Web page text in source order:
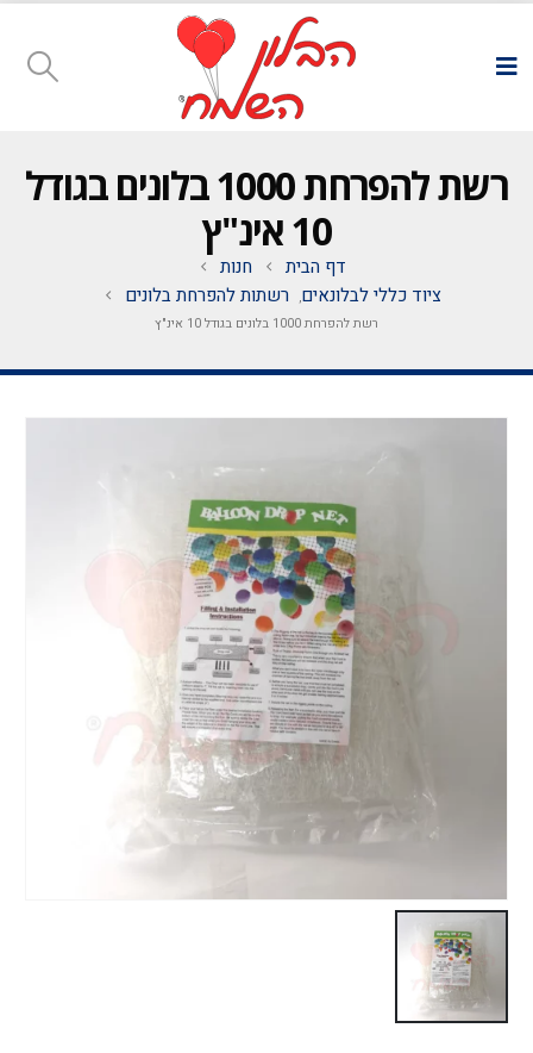
רשת להפרחת 1000 בלונים בגודל
10 אינ"ץ
דף הבית
חנות
ציוד כללי לבלונאים, רשתות להפרחת בלונים
רשת להפרחת 1000 בלונים בגודל 10 אינ"ץ